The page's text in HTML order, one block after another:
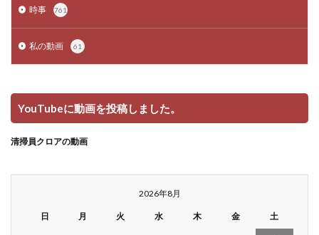
時事 761
私の動画 61
YouTubeに動画を投稿しました。
清掃員クロアの動画
2026年8月
日 月 火 水 木 金 土